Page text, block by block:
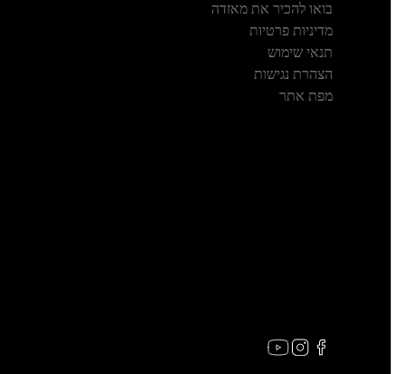
בואו להכיר את מאזדה
מדיניות פרטיות
תנאי שימוש
הצהרת נגישות
מפת אתר